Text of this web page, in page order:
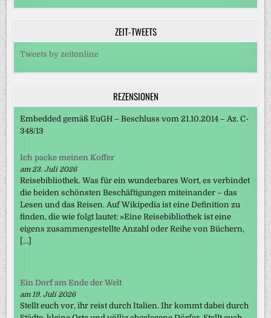
ZEIT-TWEETS
Tweets by zeitonline
REZENSIONEN
Embedded gemäß EuGH – Beschluss vom 21.10.2014 – Az. C-
348/13
Ich packe meinen Koffer
am 23. Juli 2026
Reisebibliothek. Was für ein wunderbares Wort, es verbindet
die beiden schönsten Beschäftigungen miteinander – das
Lesen und das Reisen. Auf Wikipedia ist eine Definition zu
finden, die wie folgt lautet: »Eine Reisebibliothek ist eine
eigens zusammengestellte Anzahl oder Reihe von Büchern,
[…]
Ein Dorf am Ende der Welt
am 19. Juli 2026
Stellt euch vor, ihr reist durch Italien. Ihr kommt dabei durch